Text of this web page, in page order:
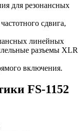
для резонансных
сдвига,
линейных
разъемы XLR
включения.
FS-1152